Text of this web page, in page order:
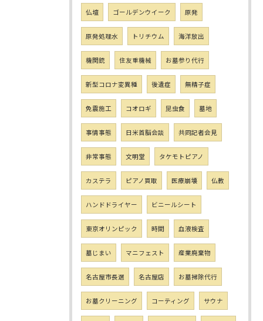
仏壇 ゴールデンウイーク 原発
原発処理水 トリチウム 海洋放出
機関銃 住友重機械 お墓参り代行
新型コロナ変異種 後遺症 無精子症
免震施工 コオロギ 昆虫食 墓地
事情事態 日米首脳会談 共同記者会見
非常事態 文明堂 タケモトピアノ
カステラ ピアノ買取 医療崩壊 仏教
ハンドドライヤー ビニールシート
東京オリンピック 時間 血液検査
墓じまい マニフェスト 産業廃棄物
名古屋市長選 名古屋店 お墓掃除代行
お墓クリーニング コーティング サウナ